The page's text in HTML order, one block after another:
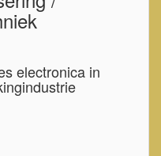
electronica in